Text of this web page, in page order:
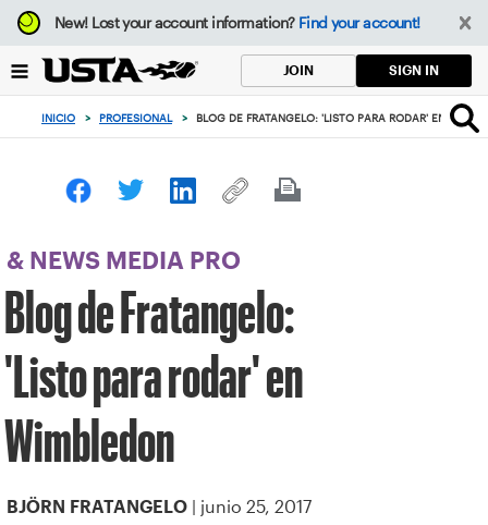
Enfoque
desde
botón
volver
principio
New!Lost your account information? Find your account!
JOIN SIGN IN
INICIO > PROFESIONAL > BLOG DE FRATANGELO: 'LISTO PARA RODAR' EN
& NEWS MEDIA PRO
Blog de Fratangelo:
'Listo para rodar' en
Wimbledon
BJÖRN FRATANGELO | junio 25, 2017